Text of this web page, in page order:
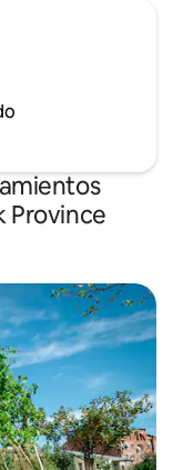
Province